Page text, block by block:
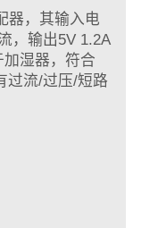
器，其输入电
，输出5V 1.2A
湿器，符合
过流/过压/短路